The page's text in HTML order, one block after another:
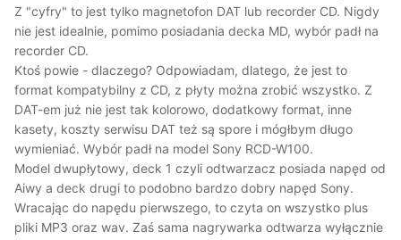
Z "cyfry" to jest tylko magnetofon DAT lub recorder CD. Nigdy
nie jest idealnie, pomimo posiadania decka MD, wybór padł na
recorder CD.
Ktoś powie - dlaczego? Odpowiadam, dlatego, że jest to
format kompatybilny z CD, z płyty można zrobić wszystko. Z
DAT-em już nie jest tak kolorowo, dodatkowy format, inne
kasety, koszty serwisu DAT też są spore i mógłbym długo
wymieniać. Wybór padł na model Sony RCD-W100.
Model dwupłytowy, deck 1 czyli odtwarzacz posiada napęd od
Aiwy a deck drugi to podobno bardzo dobry napęd Sony.
Wracając do napędu pierwszego, to czyta on wszystko plus
pliki MP3 oraz wav. Zaś sama nagrywarka odtwarza wyłącznie